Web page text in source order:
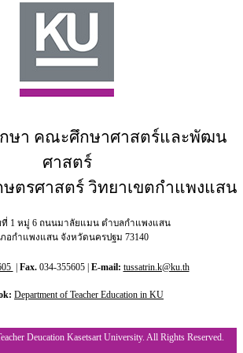
ษา คณะศึกษาศาสตร์และพัฒน
ศาสตร์
ษตรศาสตร์ วิทยาเขตกำแพงแสน
ที่ 1 หมู่ 6 ถนนมาลัยแมน ตำบลกำแพงแสน
ภอกำแพงแสน จังหวัดนครปฐม 73140
Fax.034-355605 | E-mail: tussatrin.k@ku.th
Department of Teacher Education in KU
Deucation Kasetsart University. All Rights Reserved.